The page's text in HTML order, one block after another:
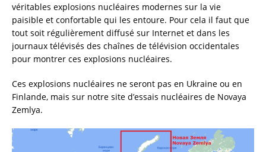
véritables explosions nucléaires modernes sur la vie
paisible et confortable qui les entoure. Pour cela il faut que
tout soit régulièrement diffusé sur Internet et dans les
journaux télévisés des chaînes de télévision occidentales
pour montrer ces explosions nucléaires.
Ces explosions nucléaires ne seront pas en Ukraine ou en
Finlande, mais sur notre site d’essais nucléaires de Novaya
Zemlya.